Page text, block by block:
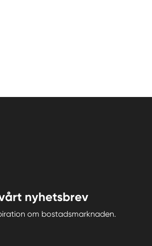
nyhetsbrev
om bostadsmarknaden.